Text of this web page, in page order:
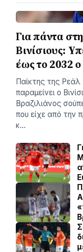
Για πάντα
Βινίσιους:
έως το 2032
Παίκτης της
παραμείνει ο
Βραζιλιάνος
που είχε από την
κ…